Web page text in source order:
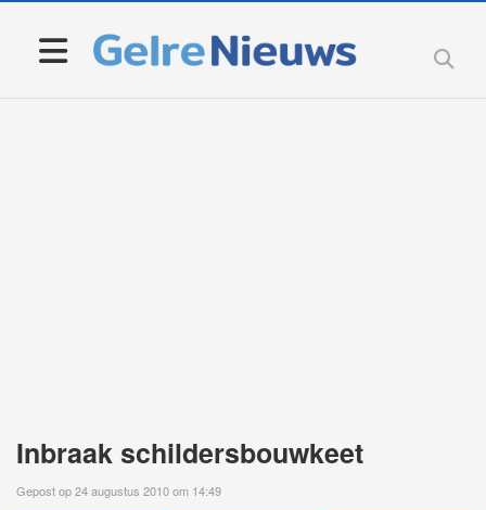
Inbraak schildersbouwkeet
Gepost op 24 augustus 2010 om 14:49